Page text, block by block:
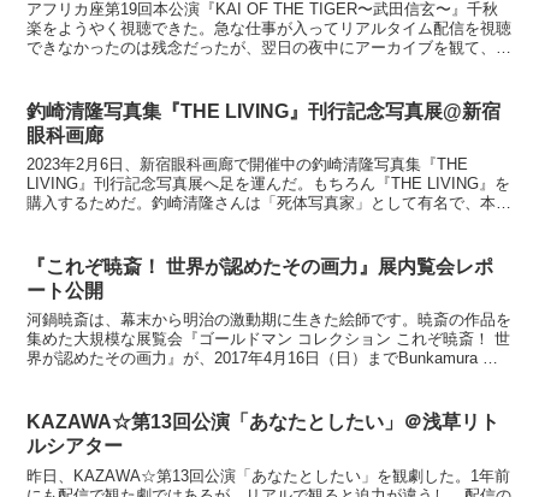
アフリカ座第19回本公演『KAI OF THE TIGER〜武田信玄〜』千秋
楽をようやく視聴できた。急な仕事が入ってリアルタイム配信を視聴
できなかったのは残念だったが、翌日の夜中にアーカイブを観て、一
釣崎清隆写真集『THE LIVING』刊行記念写真展@新宿
眼科画廊
2023年2月6日、新宿眼科画廊で開催中の釣崎清隆写真集『THE
LIVING』刊行記念写真展へ足を運んだ。もちろん『THE LIVING』を
購入するためだ。釣崎清隆さんは「死体写真家」として有名で、本人
『これぞ暁斎！ 世界が認めたその画力』展内覧会レポ
ート公開
河鍋暁斎は、幕末から明治の激動期に生きた絵師です。暁斎の作品を
集めた大規模な展覧会『ゴールドマン コレクション これぞ暁斎！ 世
界が認めたその画力』が、2017年4月16日（日）までBunkamura ザ･
KAZAWA☆第13回公演「あなたとしたい」＠浅草リト
ルシアター
昨日、KAZAWA☆第13回公演「あなたとしたい」を観劇した。1年前